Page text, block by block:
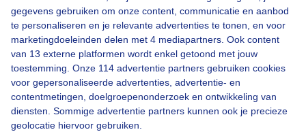
gegevens gebruiken om onze content, communicatie en aanbod
te personaliseren en je relevante advertenties te tonen, en voor
marketingdoeleinden delen met 4 mediapartners. Ook content
van 13 externe platformen wordt enkel getoond met jouw
toestemming. Onze 114 advertentie partners gebruiken cookies
voor gepersonaliseerde advertenties, advertentie- en
contentmetingen, doelgroepenonderzoek en ontwikkeling van
diensten. Sommige advertentie partners kunnen ook je precieze
geolocatie hiervoor gebruiken.
Een moment geduld aub...